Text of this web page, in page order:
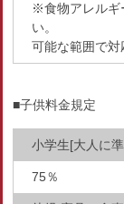
※食物アレルギ
い。
可能な範囲で対
■子供料金規定
小学生[大人に
75％